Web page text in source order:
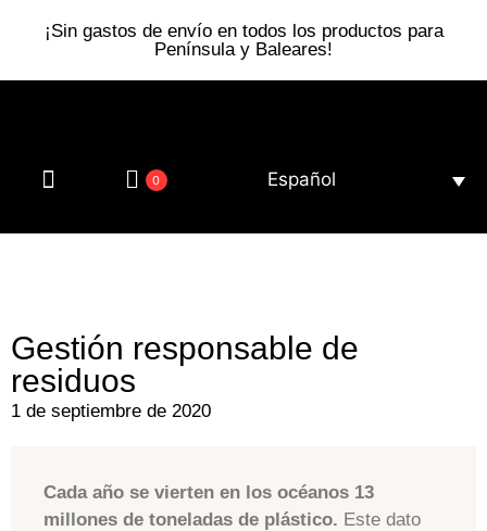
¡Sin gastos de envío en todos los productos para
Península y Baleares!
0 Español
Gestión responsable de
residuos
1 de septiembre de 2020
Cada año se vierten en los océanos 13
millones de toneladas de plástico. Este dato